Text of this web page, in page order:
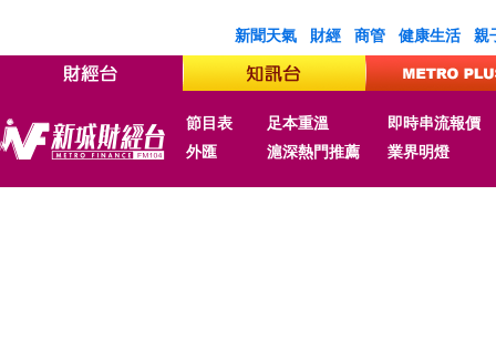
新聞天氣 財經 商管 健康生活 親
節目表 足本重溫
即時串流報價
外匯
滬深熱門推薦 業界明燈